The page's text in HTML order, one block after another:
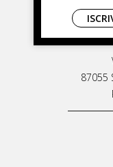
87055